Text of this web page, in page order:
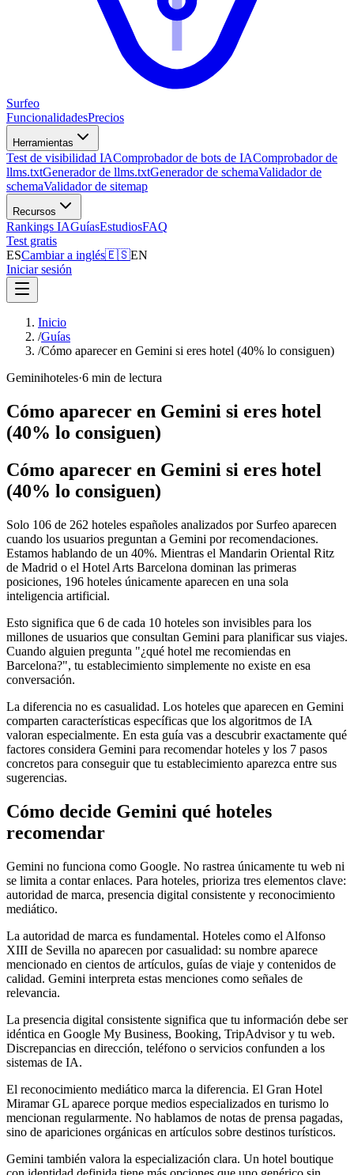
Surfeo
FuncionalidadesPrecios
Herramientas
Test de visibilidad IAComprobador de bots de IAComprobador de
llms.txtGenerador de llms.txtGenerador de schemaValidador de
schemaValidador de sitemap
Recursos
Rankings IAGuíasEstudiosFAQ
Test gratis
ESCambiar a inglés🇪🇸EN
Iniciar sesión
Inicio
/Guías
/Cómo aparecer en Gemini si eres hotel (40% lo consiguen)
Geminihoteles·6 min de lectura
Cómo aparecer en Gemini si eres hotel
(40% lo consiguen)
Cómo aparecer en Gemini si eres hotel
(40% lo consiguen)
Solo 106 de 262 hoteles españoles analizados por Surfeo aparecen
cuando los usuarios preguntan a Gemini por recomendaciones.
Estamos hablando de un 40%. Mientras el Mandarin Oriental Ritz
de Madrid o el Hotel Arts Barcelona dominan las primeras
posiciones, 196 hoteles únicamente aparecen en una sola
inteligencia artificial.
Esto significa que 6 de cada 10 hoteles son invisibles para los
millones de usuarios que consultan Gemini para planificar sus viajes.
Cuando alguien pregunta "¿qué hotel me recomiendas en
Barcelona?", tu establecimiento simplemente no existe en esa
conversación.
La diferencia no es casualidad. Los hoteles que aparecen en Gemini
comparten características específicas que los algoritmos de IA
valoran especialmente. En esta guía vas a descubrir exactamente qué
factores considera Gemini para recomendar hoteles y los 7 pasos
concretos para conseguir que tu establecimiento aparezca entre sus
sugerencias.
Cómo decide Gemini qué hoteles
recomendar
Gemini no funciona como Google. No rastrea únicamente tu web ni
se limita a contar enlaces. Para hoteles, prioriza tres elementos clave:
autoridad de marca, presencia digital consistente y reconocimiento
mediático.
La autoridad de marca es fundamental. Hoteles como el Alfonso
XIII de Sevilla no aparecen por casualidad: su nombre aparece
mencionado en cientos de artículos, guías de viaje y contenidos de
calidad. Gemini interpreta estas menciones como señales de
relevancia.
La presencia digital consistente significa que tu información debe ser
idéntica en Google My Business, Booking, TripAdvisor y tu web.
Discrepancias en dirección, teléfono o servicios confunden a los
sistemas de IA.
El reconocimiento mediático marca la diferencia. El Gran Hotel
Miramar GL aparece porque medios especializados en turismo lo
mencionan regularmente. No hablamos de notas de prensa pagadas,
sino de apariciones orgánicas en artículos sobre destinos turísticos.
Gemini también valora la especialización clara. Un hotel boutique